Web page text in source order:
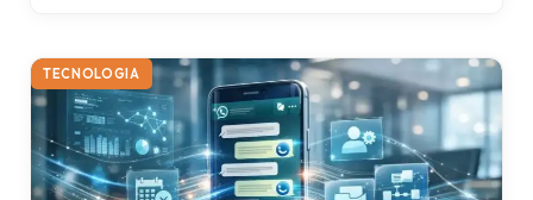
TECNOLOGIA